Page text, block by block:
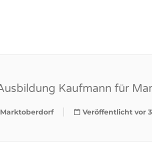
Kaufmann für
Marktoberdorf Veröffentlicht vor